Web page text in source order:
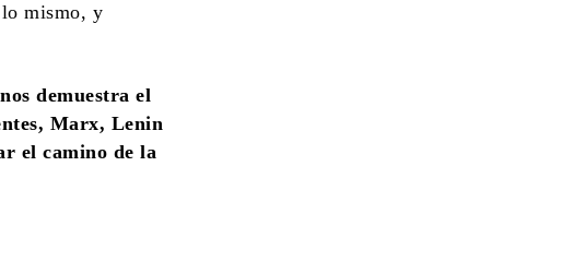
lo mismo, y
demuestra el
Marx, Lenin
el camino de la